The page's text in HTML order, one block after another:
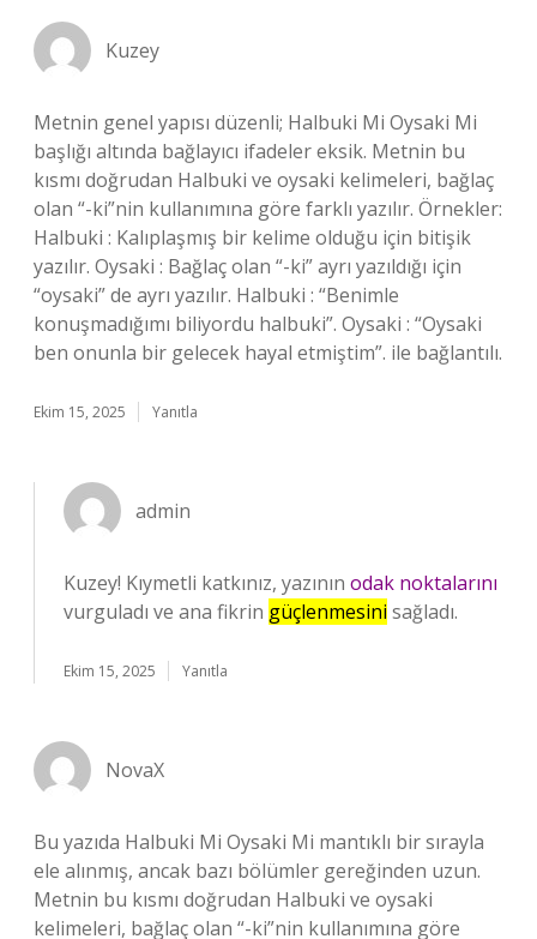
Kuzey
Metnin genel yapısı düzenli; Halbuki Mi Oysaki Mi
başlığı altında bağlayıcı ifadeler eksik. Metnin bu
kısmı doğrudan Halbuki ve oysaki kelimeleri, bağlaç
olan “-ki”nin kullanımına göre farklı yazılır. Örnekler:
Halbuki : Kalıplaşmış bir kelime olduğu için bitişik
yazılır. Oysaki : Bağlaç olan “-ki” ayrı yazıldığı için
“oysaki” de ayrı yazılır. Halbuki : “Benimle
konuşmadığımı biliyordu halbuki”. Oysaki : “Oysaki
ben onunla bir gelecek hayal etmiştim”. ile bağlantılı.
Ekim 15, 2025 Yanıtla
admin
Kuzey! Kıymetli katkınız, yazının odak noktalarını
vurguladı ve ana fikrin güçlenmesini sağladı.
Ekim 15, 2025 Yanıtla
NovaX
Bu yazıda Halbuki Mi Oysaki Mi mantıklı bir sırayla
ele alınmış, ancak bazı bölümler gereğinden uzun.
Metnin bu kısmı doğrudan Halbuki ve oysaki
kelimeleri, bağlaç olan “-ki”nin kullanımına göre